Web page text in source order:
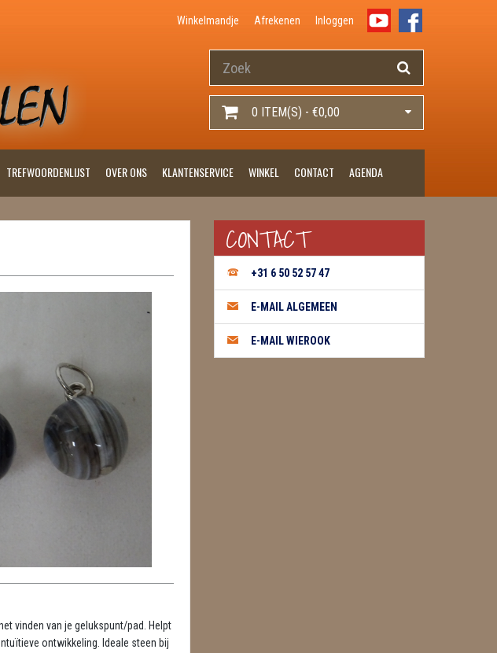
Winkelmandje Afrekenen Inloggen
0 ITEM(S) - €0,00
TREFWOORDENLIJST OVER ONS KLANTENSERVICE WINKEL CONTACT AGENDA
vinden van je gelukspunt/pad. Helpt
ontwikkeling. Ideale steen bij
CONTACT
+31 6 50 52 57 47
E-MAIL ALGEMEEN
E-MAIL WIEROOK